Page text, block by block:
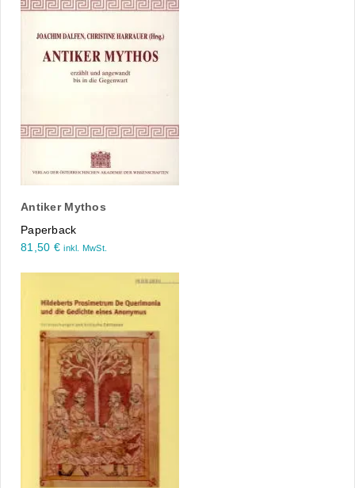
Antiker Mythos
Paperback
81,50 € inkl. MwSt.